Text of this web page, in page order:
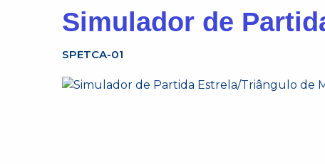
Simulador de
SPETCA-01